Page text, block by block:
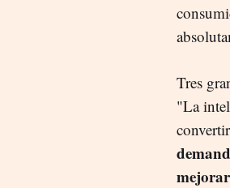
Tres
"La